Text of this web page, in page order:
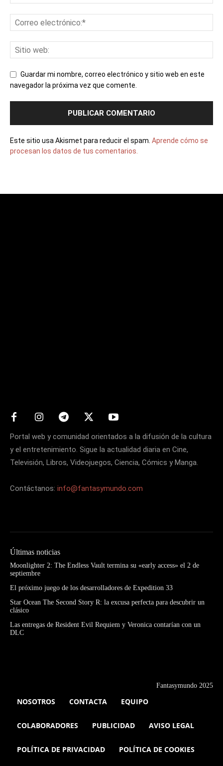
Guardar mi nombre, correo electrónico y sitio web en este
navegador la próxima vez que comente.
Este sitio usa Akismet para reducir el spam. Aprende cómo se
procesan los datos de tus comentarios.
Portal web y comunidad orientados a la difusión de la cultura
y el entretenimiento. Sigue la actualidad diaria en Cine,
Televisión, Libros, Videojuegos, Ciencia, Cómics y Manga.
Contáctanos: info@fantasymundo.com
Últimas noticias
Moonlighter 2: The Endless Vault termina su «early access» el 2 de
septiembre
El próximo juego de los desarrolladores de Expedition 33
Star Ocean The Second Story R: la excusa perfecta para descubrir un
clásico
Las entregas de Resident Evil Requiem y Veronica contarían con un
DLC
Fantasymundo 2025
NOSOTROS CONTACTA EQUIPO
COLABORADORES PUBLICIDAD AVISO LEGAL
POLÍTICA DE PRIVACIDAD POLÍTICA DE COOKIES